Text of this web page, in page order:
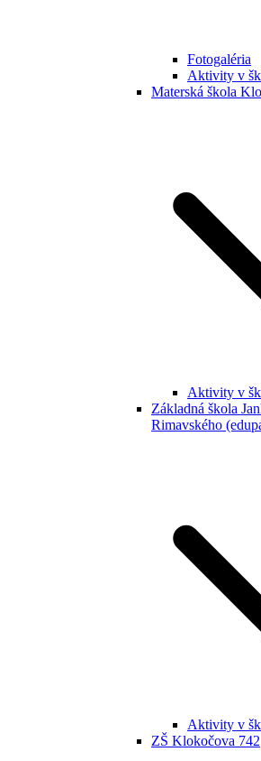
Fotogaléria
Aktivity v
Materská škola
Aktivity v
Základná škola
Rimavského
Aktivity v
ZŠ Klokočova 742